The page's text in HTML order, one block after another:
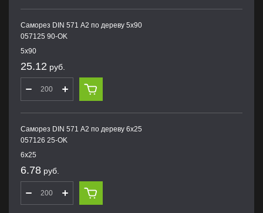
Саморез DIN 571 А2 по дереву 5х90
057125 90-OK
5х90
25.12 руб.
Саморез DIN 571 А2 по дереву 6х25
057126 25-OK
6х25
6.78 руб.